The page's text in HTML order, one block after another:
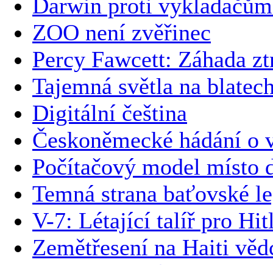
Darwin proti
ZOO není zvěřinec
Percy Fawcett: Záhada
Tajemná světla na
Digitální čeština
Českoněmecké hádání
Počítačový model místo
Temná strana baťovské
V-7: Létající talíř pro
Zemětřesení na Haiti